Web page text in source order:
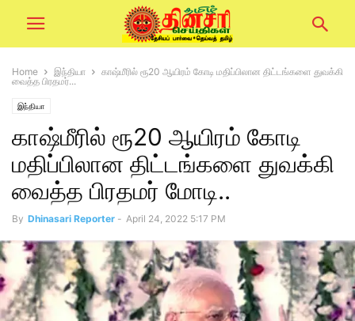
Home இந்தியா
காஷ்மீரில் ரூ20 ஆயிரம் கோடி மதிப்பிலான திட்டங்களை துவக்கி
வைத்த பிரதமர்...
இந்தியா
காஷ்மீரில் ரூ20 ஆயிரம் கோடி
மதிப்பிலான திட்டங்களை துவக்கி
வைத்த பிரதமர் மோடி..
By Dhinasari Reporter - April 24, 2022 5:17 PM